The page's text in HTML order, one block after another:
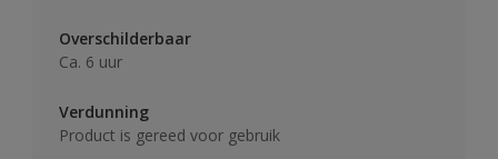
Overschilderbaar
Ca. 6 uur
Verdunning
Product is gereed voor gebruik